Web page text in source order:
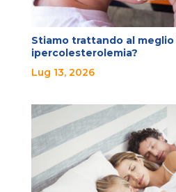
Stiamo trattando al meglio
ipercolesterolemia?
Lug 13, 2026